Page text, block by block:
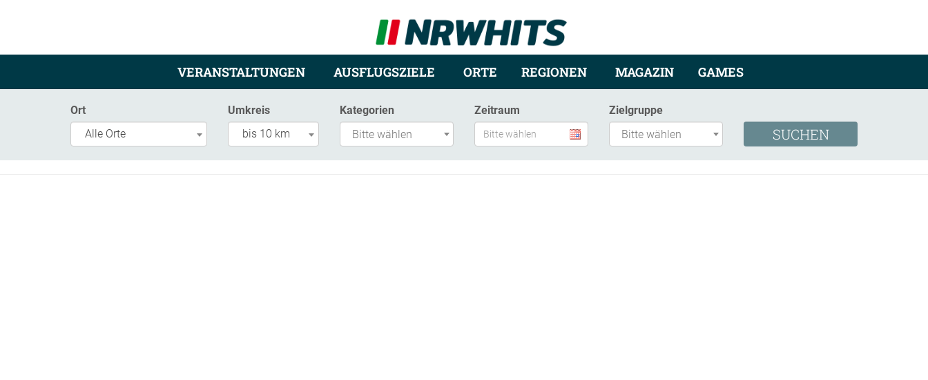
VERANSTALTUNGEN AUSFLUGSZIELE ORTE REGIONEN MAGAZIN GAMES
Ort
Alle Orte
Umkreis
bis 10 km
Kategorien Zeitraum Zielgruppe